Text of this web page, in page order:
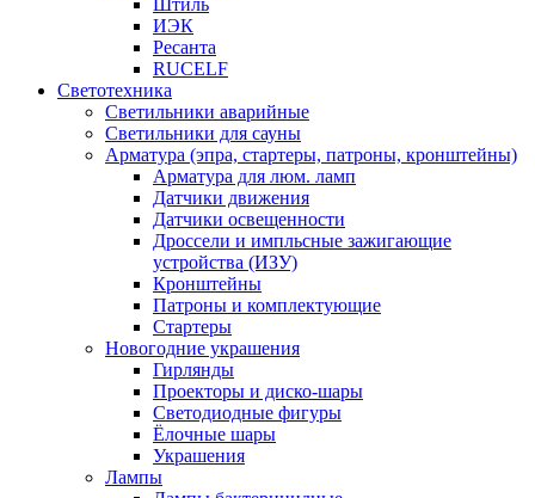
ИЭК
Ресанта
RUCELF
Светотехника
Светильники аварийные
Светильники для сауны
Арматура (эпра, стартеры, патроны, кронштейны)
Арматура для люм. ламп
Датчики движения
Датчики освещенности
Дроссели и импльсные зажигающие
устройства (ИЗУ)
Кронштейны
Патроны и комплектующие
Стартеры
Новогодние украшения
Гирлянды
Проекторы и диско-шары
Светодиодные фигуры
Ёлочные шары
Украшения
Лампы